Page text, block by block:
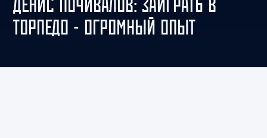
ТОРПЕДО - ОГРОМНЫЙ ОПЫТ